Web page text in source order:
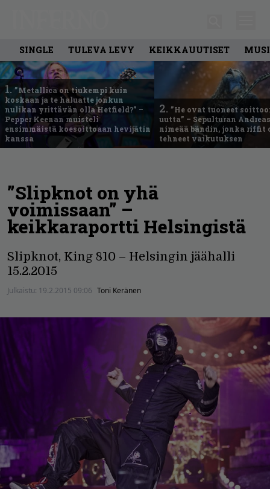
SINGLE TULEVA LEVY KEIKKAUUTISET
1. ”Metallica on tiukempi kuin
koskaan ja te haluatte jonkun
nulikan yrittävän olla Hetfield?” –
Pepper Keenan muisteli
ensimmäistä koesoittoaan hevijätin
kanssa
2. ”He ovat tuoneet
uutta” – Sepulturan
nimeää bändin, jonka riffit
tehneet vaikutuksen
”Slipknot on yhä
voimissaan” –
keikkaraportti Helsingistä
Slipknot, King 810 – Helsingin jäähalli
15.2.2015
Julkaistu: 19.2.2015 09:06 Toni Keränen